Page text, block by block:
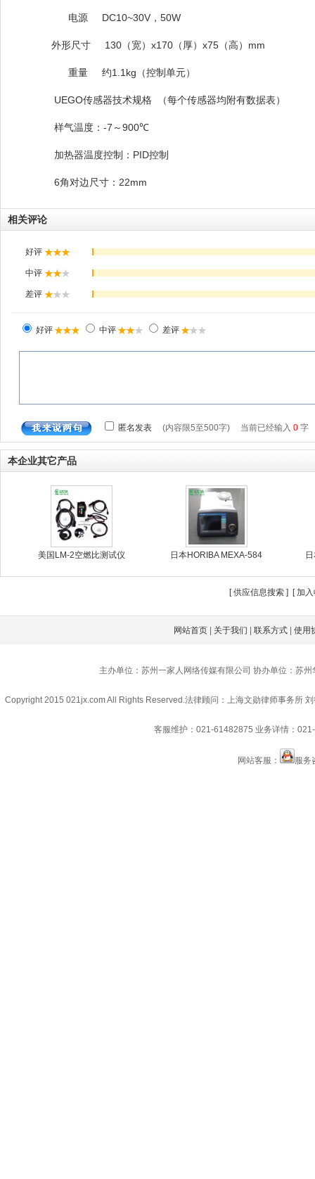
电源 DC10~30V ， 50W
外形尺寸 130 （宽） x170 （厚） x75 （高） mm
重量 约1.1kg （控制单元）
UEGO传感器技术规格 （每个传感器均附有数据表）
样气温度： -7 ～ 900℃
加热器温度控制： PID控制
6角对边尺寸： 22mm
相关评论
本企业其它产品
美国LM-2空燃比测试仪 日本HORIBA MEXA-584
[供应信息搜索 ] [加
网站首页 关于我们 |联系方式 |使用
主办单位：苏州一家人网络传媒有限公司 协办单位：苏
Copyright 2015 021jx.com All Rights Reserved.法律顾问：上海文勋律师事务所
客服维护：021-61482875 业务详情：
网站客服： 服务